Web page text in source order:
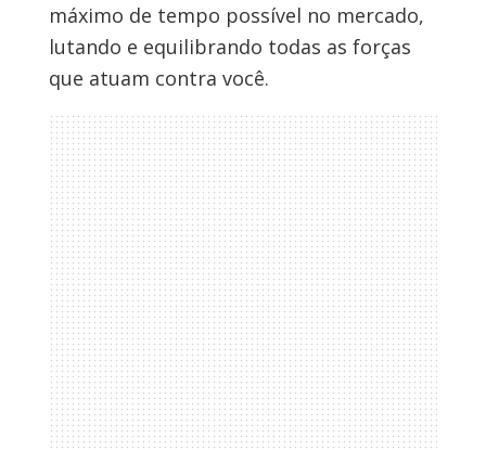
máximo de tempo possível no mercado,
lutando e equilibrando todas as forças
que atuam contra você.